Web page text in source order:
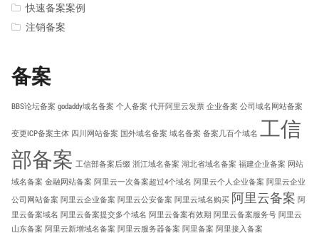
快速备案案例
注销备案
备案
BBS论坛备案 godaddy域名备案 个人备案 代开阿里云发票 企业备案 公司域名网站备案
变更ICP备案主体 四川网站备案 国外域名备案 域名备案 备案几百个域名 工信
部备案 工信部备案后缀 浙江域名备案 湖北省域名备案 福建企业备案 网站
域名备案 金融网站备案 阿里云一次备案超过4个域名 阿里云个人企业备案 阿里云企业
公司网站备案 阿里云企业备案 阿里云公安备案 阿里云域名购买 阿里云备案 阿
里云备案域名 阿里云备案提交多个域名 阿里云备案有效期 阿里云备案服务号 阿里云
山东备案 阿里云新增域名备案 阿里云服务器备案 阿里备案 阿里接入备案